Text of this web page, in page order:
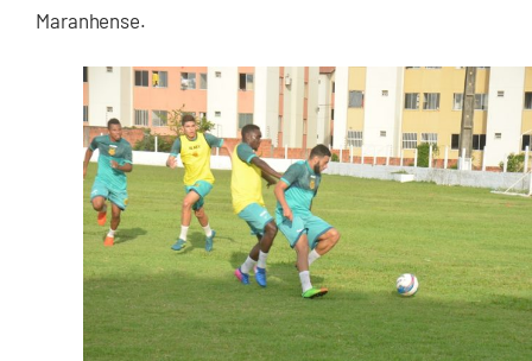
Maranhense.